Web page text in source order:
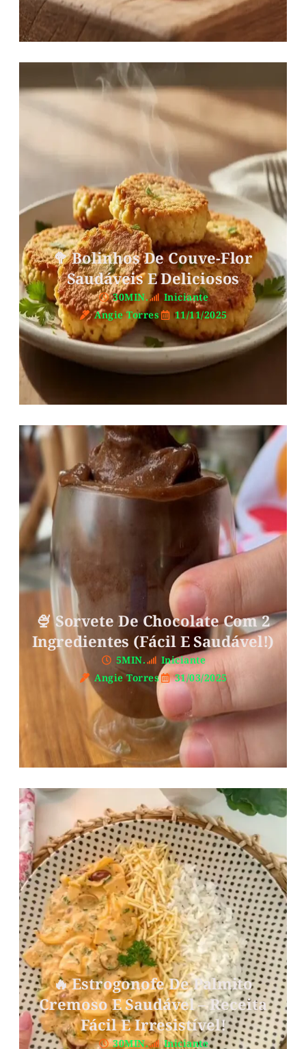
🥦 Bolinhos De Couve-Flor
Saudáveis E Deliciosos
30MIN.
Iniciante
Angie Torres
11/11/2025
🍨 Sorvete De Chocolate Com 2
Ingredientes (Fácil E Saudável!)
5MIN.
Iniciante
Angie Torres
31/03/2025
🔥 Estrogonofe De Palmito
Cremoso E Saudável – Receita
Fácil E Irresistível!
30MIN. Iniciante